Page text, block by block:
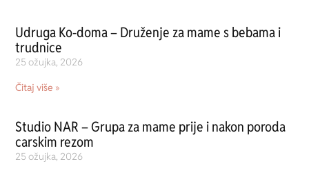
Udruga Ko-doma – Druženje za mame s bebama i
trudnice
25 ožujka, 2026
Čitaj više »
Studio NAR – Grupa za mame prije i nakon poroda
carskim rezom
25 ožujka, 2026